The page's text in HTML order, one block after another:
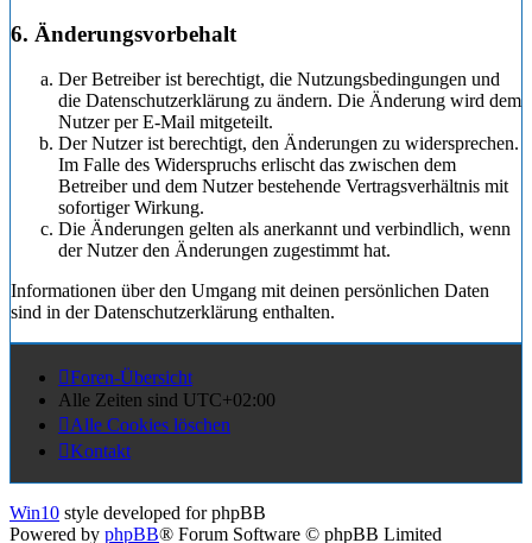
6. Änderungsvorbehalt
Der Betreiber ist berechtigt, die Nutzungsbedingungen und
die Datenschutzerklärung zu ändern. Die Änderung wird dem
Nutzer per E-Mail mitgeteilt.
Der Nutzer ist berechtigt, den Änderungen zu widersprechen.
Im Falle des Widerspruchs erlischt das zwischen dem
Betreiber und dem Nutzer bestehende Vertragsverhältnis mit
sofortiger Wirkung.
Die Änderungen gelten als anerkannt und verbindlich, wenn
der Nutzer den Änderungen zugestimmt hat.
Informationen über den Umgang mit deinen persönlichen Daten
sind in der Datenschutzerklärung enthalten.
Foren-Übersicht
Alle Zeiten sind UTC+02:00
Alle Cookies löschen
Kontakt
Win10 style developed for phpBB
Powered by phpBB® Forum Software © phpBB Limited